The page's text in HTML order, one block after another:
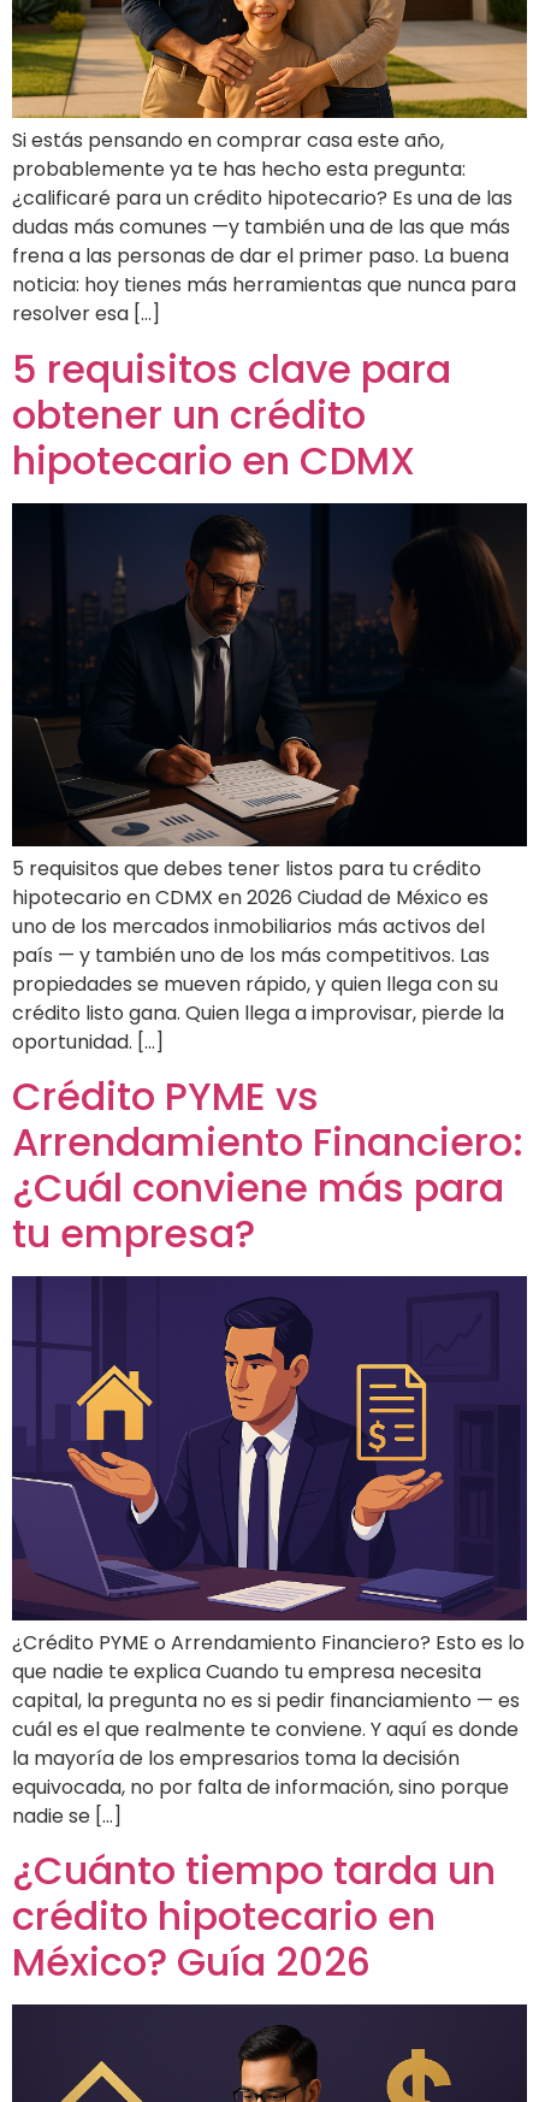
Si estás pensando en comprar casa este año,
probablemente ya te has hecho esta pregunta:
¿calificaré para un crédito hipotecario? Es una de las
dudas más comunes —y también una de las que más
frena a las personas de dar el primer paso. La buena
noticia: hoy tienes más herramientas que nunca para
resolver esa […]
5 requisitos clave para
obtener un crédito
hipotecario en CDMX
5 requisitos que debes tener listos para tu crédito
hipotecario en CDMX en 2026 Ciudad de México es
uno de los mercados inmobiliarios más activos del
país — y también uno de los más competitivos. Las
propiedades se mueven rápido, y quien llega con su
crédito listo gana. Quien llega a improvisar, pierde la
oportunidad. […]
Crédito PYME vs
Arrendamiento Financiero:
¿Cuál conviene más para
tu empresa?
¿Crédito PYME o Arrendamiento Financiero? Esto es lo
que nadie te explica Cuando tu empresa necesita
capital, la pregunta no es si pedir financiamiento — es
cuál es el que realmente te conviene. Y aquí es donde
la mayoría de los empresarios toma la decisión
equivocada, no por falta de información, sino porque
nadie se […]
¿Cuánto tiempo tarda un
crédito hipotecario en
México? Guía 2026